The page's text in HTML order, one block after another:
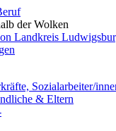
Sozialarbeiter/
& Eltern